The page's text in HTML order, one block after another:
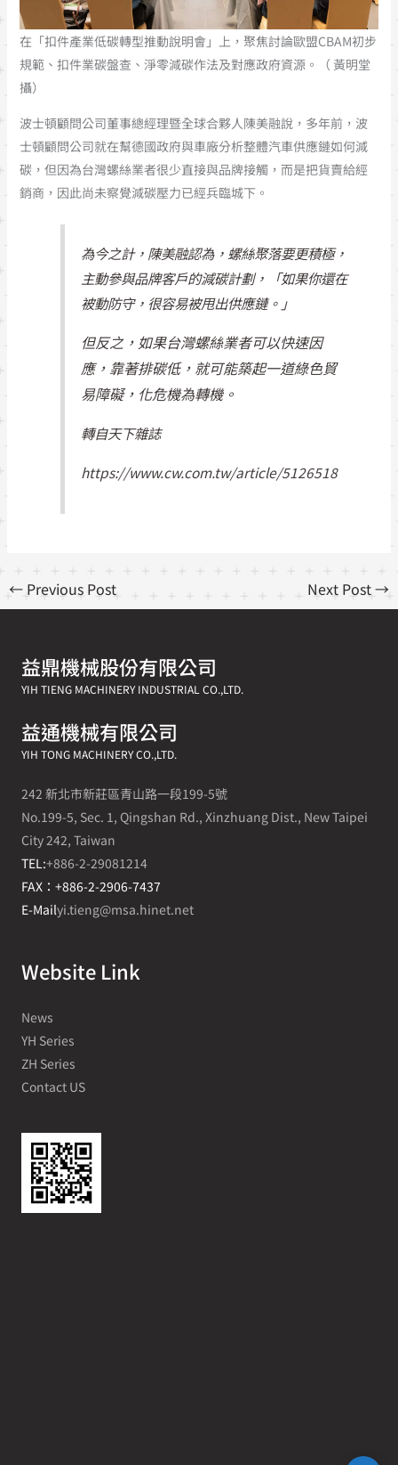
在「扣件產業低碳轉型推動說明會」上，聚焦討論歐盟CBAM初步
規範、扣件業碳盤查、淨零減碳作法及對應政府資源。（ 黃明堂
攝）
波士頓顧問公司董事總經理暨全球合夥人陳美融說，多年前，波
士頓顧問公司就在幫德國政府與車廠分析整體汽車供應鏈如何減
碳，但因為台灣螺絲業者很少直接與品牌接觸，而是把貨賣給經
銷商，因此尚未察覺減碳壓力已經兵臨城下。
為今之計，陳美融認為，螺絲聚落要更積極，
主動參與品牌客戶的減碳計劃，「如果你還在
被動防守，很容易被甩出供應鏈。」
但反之，如果台灣螺絲業者可以快速因
應，靠著排碳低，就可能築起一道綠色貿
易障礙，化危機為轉機。
轉自天下雜誌
https://www.cw.com.tw/article/5126518
←Previous Post Next Post→
益鼎機械股份有限公司
YIH TIENG MACHINERY INDUSTRIAL CO.,LTD.
益通機械有限公司
YIH TONG MACHINERY CO.,LTD.
242 新北市新莊區青山路一段199-5號
No.199-5, Sec. 1, Qingshan Rd., Xinzhuang Dist., New Taipei
City 242, Taiwan
TEL:+886-2-29081214
FAX：+886-2-2906-7437
E-Mailyi.tieng@msa.hinet.net
Website Link
News
YH Series
ZH Series
Contact US